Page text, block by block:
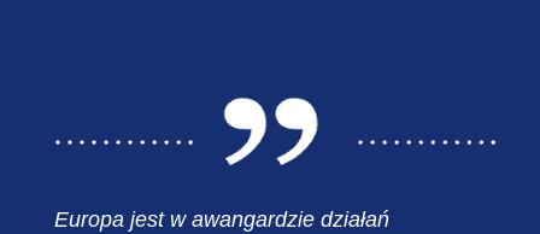
Europa jest w awangardzie działań